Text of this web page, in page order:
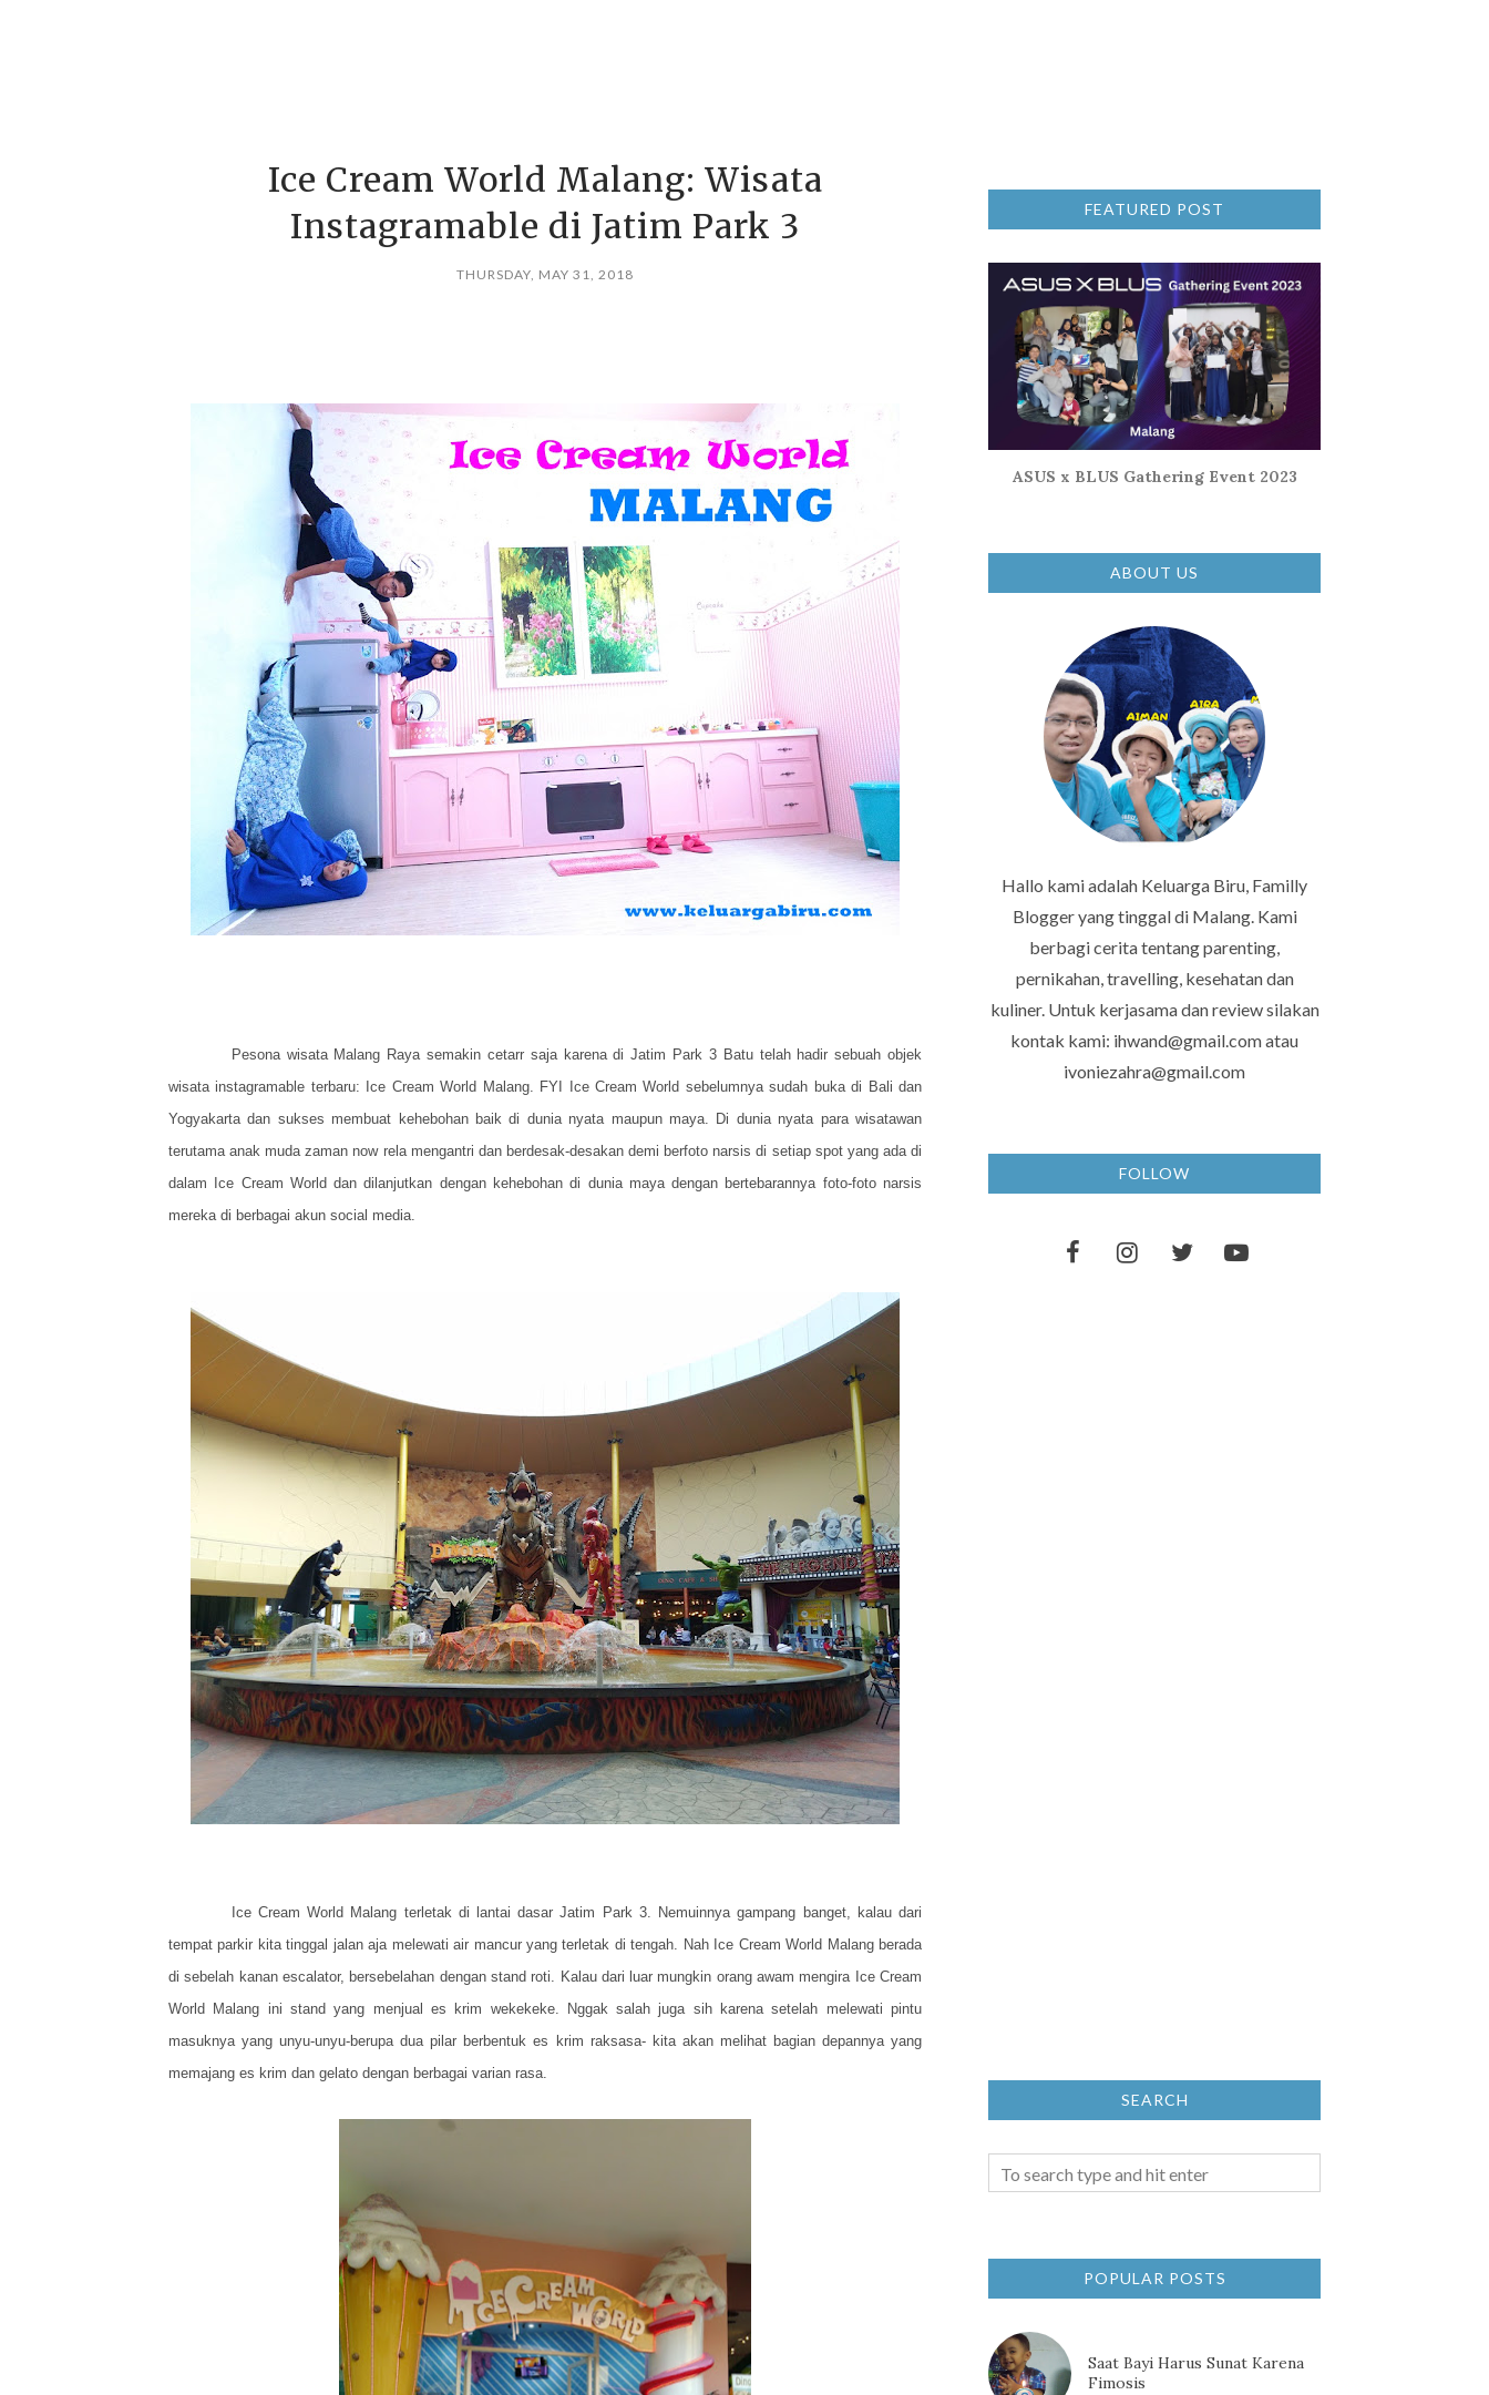
Ice Cream World Malang: Wisata
Instagramable di Jatim Park 3
THURSDAY, MAY 31, 2018
Pesona wisata Malang Raya semakin cetarr saja karena di Jatim Park 3 Batu telah hadir sebuah objek
wisata instagramable terbaru: Ice Cream World Malang. FYI Ice Cream World sebelumnya sudah buka di Bali dan
Yogyakarta dan sukses membuat kehebohan baik di dunia nyata maupun maya. Di dunia nyata para wisatawan
terutama anak muda zaman now rela mengantri dan berdesak-desakan demi berfoto narsis di setiap spot yang ada di
dalam Ice Cream World dan dilanjutkan dengan kehebohan di dunia maya dengan bertebarannya foto-foto narsis
mereka di berbagai akun social media.
Ice Cream World Malang terletak di lantai dasar Jatim Park 3. Nemuinnya gampang banget, kalau dari
tempat parkir kita tinggal jalan aja melewati air mancur yang terletak di tengah. Nah Ice Cream World Malang berada
di sebelah kanan escalator, bersebelahan dengan stand roti. Kalau dari luar mungkin orang awam mengira Ice Cream
World Malang ini stand yang menjual es krim wekekeke. Nggak salah juga sih karena setelah melewati pintu
masuknya yang unyu-unyu-berupa dua pilar berbentuk es krim raksasa- kita akan melihat bagian depannya yang
memajang es krim dan gelato dengan berbagai varian rasa.
FEATURED POST
ASUS x BLUS Gathering Event 2023
ABOUT US
Hallo kami adalah Keluarga Biru, Familly
Blogger yang tinggal di Malang. Kami
berbagi cerita tentang parenting,
pernikahan, travelling, kesehatan dan
kuliner. Untuk kerjasama dan review silakan
kontak kami: ihwand@gmail.com atau
ivoniezahra@gmail.com
FOLLOW
SEARCH
POPULAR POSTS
Saat Bayi Harus Sunat Karena
Fimosis